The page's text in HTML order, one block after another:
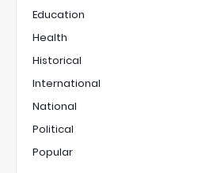
Education
Health
Historical
International
National
Political
Popular